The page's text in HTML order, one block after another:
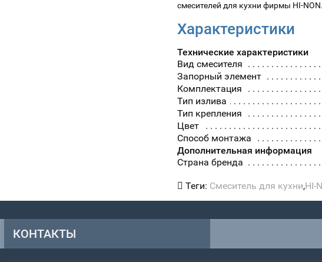
смесителей для кухни фирмы HI-NON.
Характеристики
Технические характеристики
Вид смесителя
Запорный элемент
Комплектация
Тип излива
Тип крепления
Цвет
Способ монтажа
Дополнительная информация
Страна бренда
Теги: Смеситель для кухни,HI-
КОНТАКТЫ